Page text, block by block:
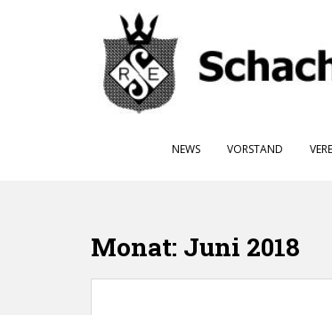
NEWS VORSTAND
Monat: Juni 2018